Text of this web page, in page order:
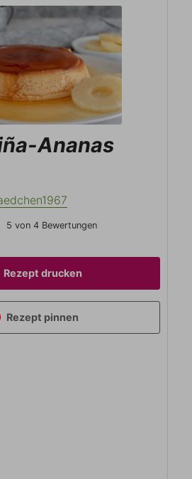
Ananas
5 von 4Bewertungen
Rezept drucken
Rezept pinnen